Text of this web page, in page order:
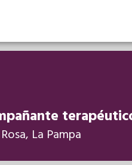
La Pampa